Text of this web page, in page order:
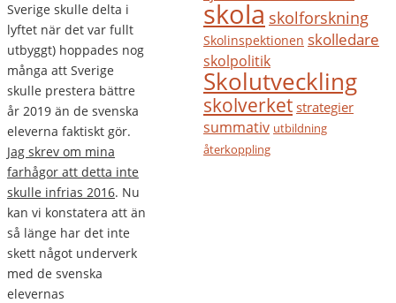
Sverige skulle delta i
lyftet när det var fullt
utbyggt) hoppades nog
många att Sverige
skulle prestera bättre
år 2019 än de svenska
eleverna faktiskt gör.
Jag skrev om mina
farhågor att detta inte
skulle infrias 2016. Nu
kan vi konstatera att än
så länge har det inte
skett något underverk
med de svenska
elevernas
skola skolforskning
Skolinspektionen skolledare
skolpolitik
Skolutveckling
skolverket strategier
summativ utbildning
återkoppling